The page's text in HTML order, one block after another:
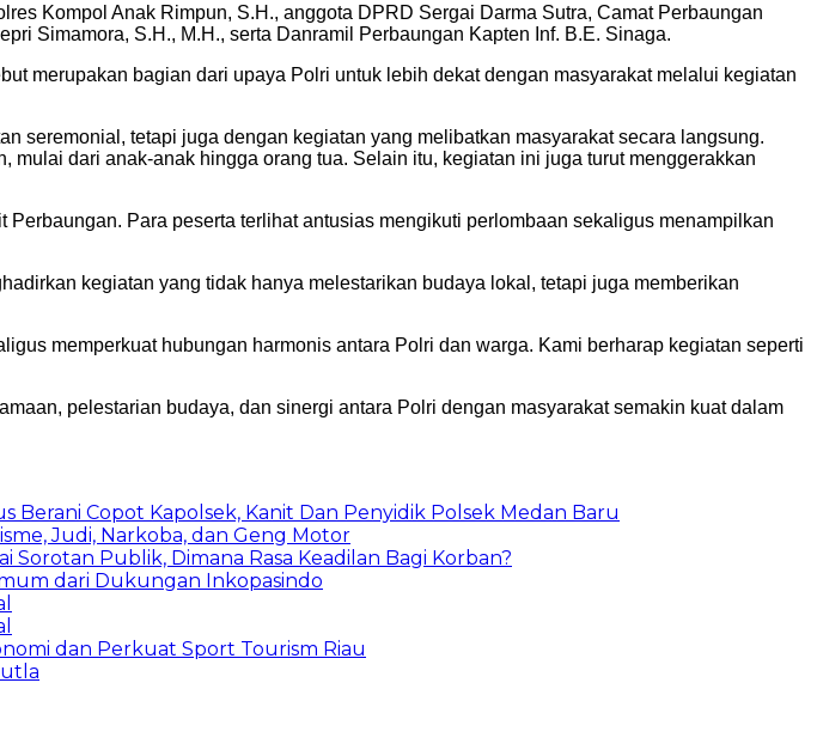
Kompol Anak Rimpun, S.H., anggota DPRD Sergai Darma Sutra, Camat Perbaungan
Simamora, S.H., M.H., serta Danramil Perbaungan Kapten Inf. B.E. Sinaga.
merupakan bagian dari upaya Polri untuk lebih dekat dengan masyarakat melalui kegiatan
seremonial, tetapi juga dengan kegiatan yang melibatkan masyarakat secara langsung.
dari anak-anak hingga orang tua. Selain itu, kegiatan ini juga turut menggerakkan
Para peserta terlihat antusias mengikuti perlombaan sekaligus menampilkan
kegiatan yang tidak hanya melestarikan budaya lokal, tetapi juga memberikan
memperkuat hubungan harmonis antara Polri dan warga. Kami berharap kegiatan seperti
pelestarian budaya, dan sinergi antara Polri dengan masyarakat semakin kuat dalam
Copot Kapolsek, Kanit Dan Penyidik Polsek Medan Baru
Judi, Narkoba, dan Geng Motor
Publik, Dimana Rasa Keadilan Bagi Korban?
dari Dukungan Inkopasindo
dan Perkuat Sport Tourism Riau